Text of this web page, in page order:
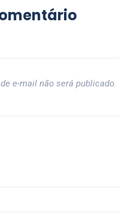
e-mail não será publicado.